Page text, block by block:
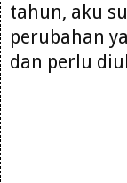
tahun, aku
perubahan
dan perlu